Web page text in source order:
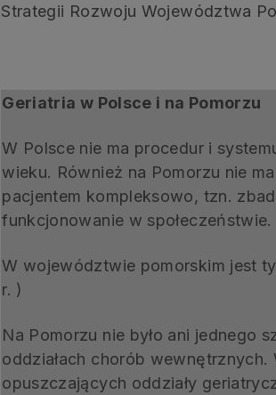
Strategii Rozwoju Województwa
Geriatria w Polsce i na Pomorzu
W Polsce nie ma procedur i
wieku. Również na Pomorzu nie
pacjentem kompleksowo, tzn.
funkcjonowanie w społeczeństwie.
W województwie pomorskim jest
r. )
Na Pomorzu nie było ani jednego
oddziałach chorób
opuszczających oddziały